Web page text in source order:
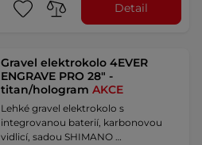
Detail
Gravel elektrokolo 4EVER
ENGRAVE PRO 28" -
titan/hologramAKCE
Lehké gravel elektrokolo s
integrovanou baterií, karbonovou
vidlicí, sadou SHIMANO …